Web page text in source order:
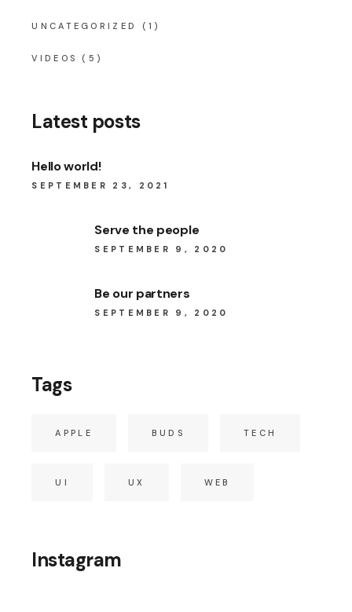
UNCATEGORIZED (1)
VIDEOS (5)
Latest posts
Hello world!
SEPTEMBER 23, 2021
Serve the people
SEPTEMBER 9, 2020
Be our partners
SEPTEMBER 9, 2020
Tags
APPLE BUDS TECH
UI UX WEB
Instagram